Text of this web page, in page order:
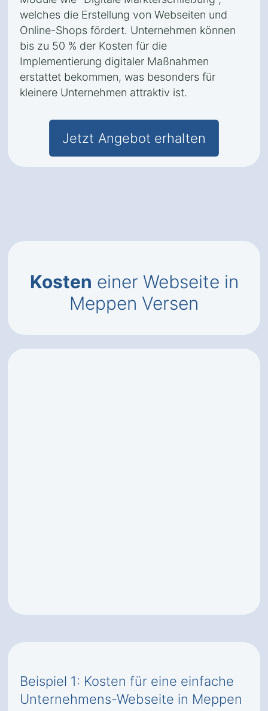
welches die Erstellung von Webseiten und
Online-Shops fördert. Unternehmen können
bis zu 50 % der Kosten für die
Implementierung digitaler Maßnahmen
erstattet bekommen, was besonders für
kleinere Unternehmen attraktiv ist.
Jetzt Angebot erhalten
Kosten einer Webseite in
Meppen Versen
Beispiel 1: Kosten für eine einfache
Unternehmens-Webseite in Meppen